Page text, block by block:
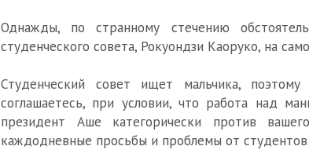
Однажды, по странному стечению
студенческого совета, Рокуондзи Каоруко, на
Студенческий совет ищет мальчика,
соглашаетесь, при условии, что работа над
президент Аше категорически против
каждодневные просьбы и проблемы от